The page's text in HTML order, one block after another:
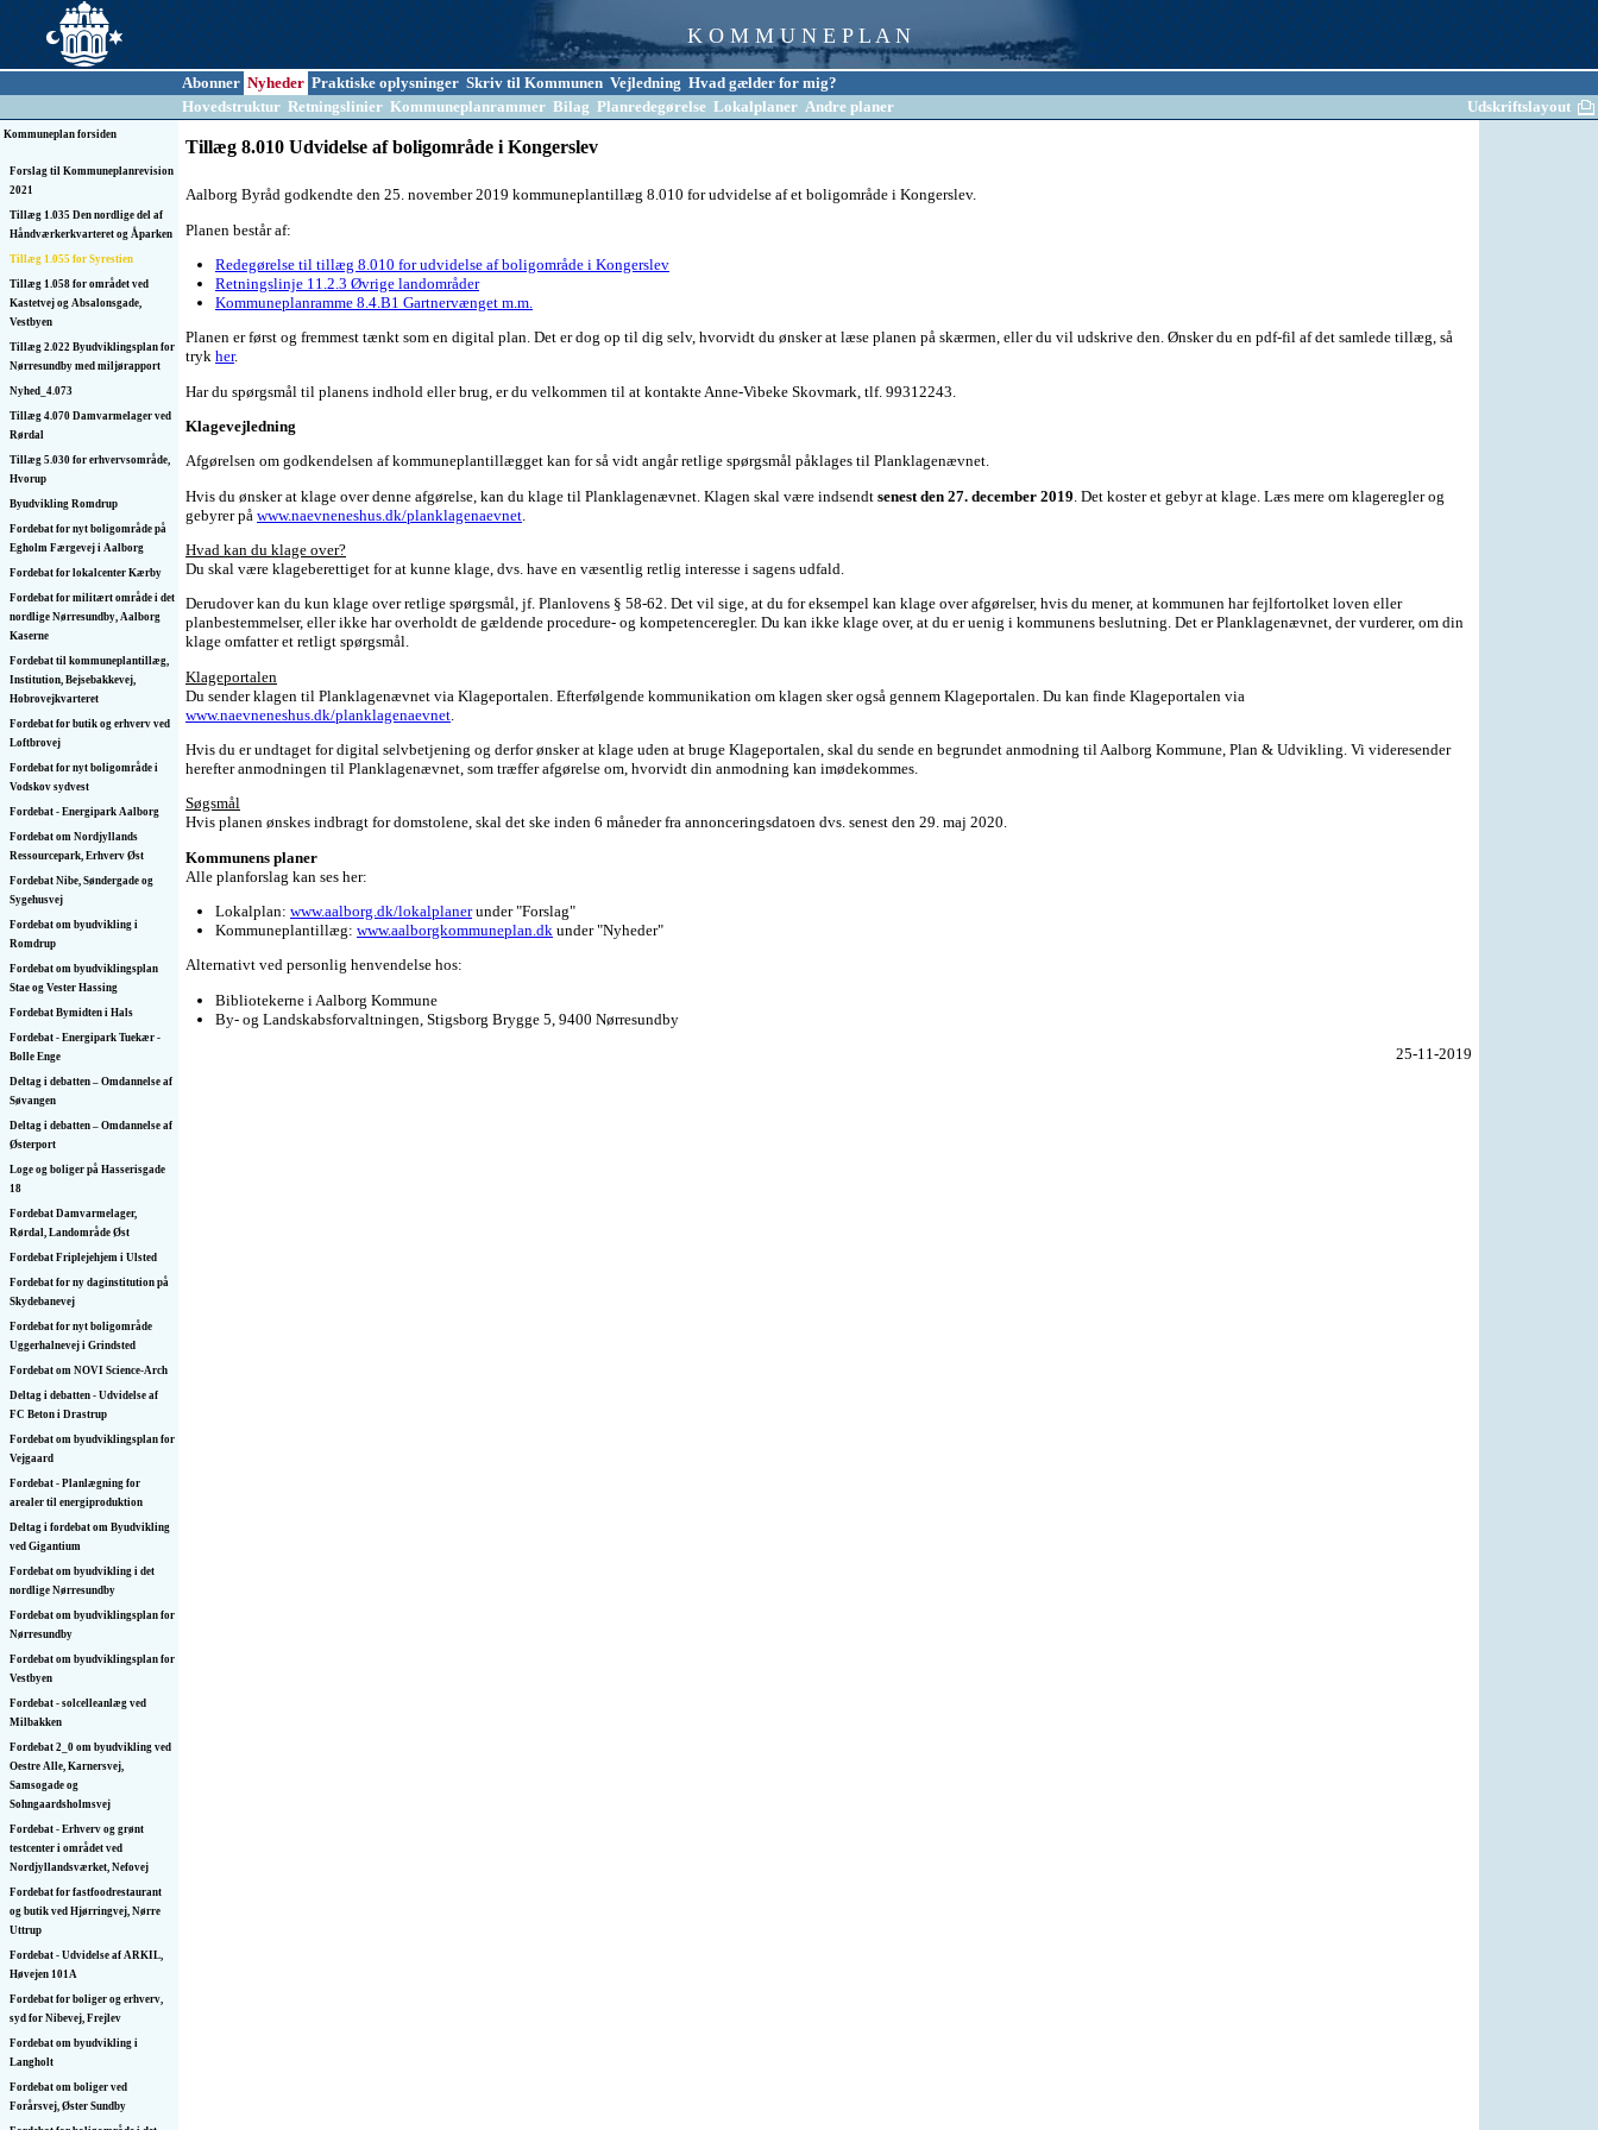
K O M M U N E P L A N
Abonner Nyheder Praktiske oplysninger Skriv til Kommunen Vejledning Hvad gælder for mig?
Hovedstruktur Retningslinier Kommuneplanrammer Bilag Planredegørelse Lokalplaner Andre planer Udskriftslayout
Kommuneplan forsiden
Forslag til Kommuneplanrevision
2021
Tillæg 1.035 Den nordlige del af
Håndværkerkvarteret og Åparken
Tillæg 1.055 for Syrestien
Tillæg 1.058 for området ved
Kastetvej og Absalonsgade,
Vestbyen
Tillæg 2.022 Byudviklingsplan for
Nørresundby med miljørapport
Nyhed_4.073
Tillæg 4.070 Damvarmelager ved
Rørdal
Tillæg 5.030 for erhvervsområde,
Hvorup
Byudvikling Romdrup
Fordebat for nyt boligområde på
Egholm Færgevej i Aalborg
Fordebat for lokalcenter Kærby
Fordebat for militært område i det
nordlige Nørresundby, Aalborg
Kaserne
Fordebat til kommuneplantillæg,
Institution, Bejsebakkevej,
Hobrovejkvarteret
Fordebat for butik og erhverv ved
Loftbrovej
Fordebat for nyt boligområde i
Vodskov sydvest
Fordebat - Energipark Aalborg
Fordebat om Nordjyllands
Ressourcepark, Erhverv Øst
Fordebat Nibe, Søndergade og
Sygehusvej
Fordebat om byudvikling i
Romdrup
Fordebat om byudviklingsplan
Stae og Vester Hassing
Fordebat Bymidten i Hals
Fordebat - Energipark Tuekær -
Bolle Enge
Deltag i debatten – Omdannelse af
Søvangen
Deltag i debatten – Omdannelse af
Østerport
Loge og boliger på Hasserisgade
18
Fordebat Damvarmelager,
Rørdal, Landområde Øst
Fordebat Friplejehjem i Ulsted
Fordebat for ny daginstitution på
Skydebanevej
Fordebat for nyt boligområde
Uggerhalnevej i Grindsted
Fordebat om NOVI Science-Arch
Deltag i debatten - Udvidelse af
FC Beton i Drastrup
Fordebat om byudviklingsplan for
Vejgaard
Fordebat - Planlægning for
arealer til energiproduktion
Deltag i fordebat om Byudvikling
ved Gigantium
Fordebat om byudvikling i det
nordlige Nørresundby
Fordebat om byudviklingsplan for
Nørresundby
Fordebat om byudviklingsplan for
Vestbyen
Fordebat - solcelleanlæg ved
Milbakken
Fordebat 2_0 om byudvikling ved
Oestre Alle, Karnersvej,
Samsogade og
Sohngaardsholmsvej
Fordebat - Erhverv og grønt
testcenter i området ved
Nordjyllandsværket, Nefovej
Fordebat for fastfoodrestaurant
og butik ved Hjørringvej, Nørre
Uttrup
Fordebat - Udvidelse af ARKIL,
Høvejen 101A
Fordebat for boliger og erhverv,
syd for Nibevej, Frejlev
Fordebat om byudvikling i
Langholt
Fordebat om boliger ved
Forårsvej, Øster Sundby
Tillæg 8.010 Udvidelse af boligområde i Kongerslev
Aalborg Byråd godkendte den 25. november 2019 kommuneplantillæg 8.010 for udvidelse af et boligområde i Kongerslev.
Planen består af:
Redegørelse til tillæg 8.010 for udvidelse af boligområde i Kongerslev
Retningslinje 11.2.3 Øvrige landområder
Kommuneplanramme 8.4.B1 Gartnervænget m.m.
Planen er først og fremmest tænkt som en digital plan. Det er dog op til dig selv, hvorvidt du ønsker at læse planen på skærmen, eller du vil udskrive den. Ønsker du en pdf-fil af det samlede tillæg, så
tryk her.
Har du spørgsmål til planens indhold eller brug, er du velkommen til at kontakte Anne-Vibeke Skovmark, tlf. 99312243.
Klagevejledning
Afgørelsen om godkendelsen af kommuneplantillægget kan for så vidt angår retlige spørgsmål påklages til Planklagenævnet.
Hvis du ønsker at klage over denne afgørelse, kan du klage til Planklagenævnet. Klagen skal være indsendt senest den 27. december 2019 . Det koster et gebyr at klage. Læs mere om klageregler og
gebyrer på www.naevneneshus.dk/planklagenaevnet
Hvad kan du klage over?
Du skal være klageberettiget for at kunne klage, dvs. have en væsentlig retlig interesse i sagens udfald.
Derudover kan du kun klage over retlige spørgsmål, jf. Planlovens § 58-62. Det vil sige, at du for eksempel kan klage over afgørelser, hvis du mener, at kommunen har fejlfortolket loven eller
planbestemmelser, eller ikke har overholdt de gældende procedure- og kompetenceregler. Du kan ikke klage over, at du er uenig i kommunens beslutning. Det er Planklagenævnet, der vurderer, om din
klage omfatter et retligt spørgsmål.
Klageportalen
Du sender klagen til Planklagenævnet via Klageportalen. Efterfølgende kommunikation om klagen sker også gennem Klageportalen. Du kan finde Klageportalen via
www.naevneneshus.dk/planklagenaevnet
Hvis du er undtaget for digital selvbetjening og derfor ønsker at klage uden at bruge Klageportalen, skal du sende en begrundet anmodning til Aalborg Kommune, Plan & Udvikling. Vi videresender
herefter anmodningen til Planklagenævnet, som træffer afgørelse om, hvorvidt din anmodning kan imødekommes.
Søgsmål
Hvis planen ønskes indbragt for domstolene, skal det ske inden 6 måneder fra annonceringsdatoen dvs. senest den 29. maj 2020.
Kommunens planer
Alle planforslag kan ses her:
Lokalplan: www.aalborg.dk/lokalplanerunder "Forslag"
Kommuneplantillæg: www.aalborgkommuneplan.dk under "Nyheder"
Alternativt ved personlig henvendelse hos:
Bibliotekerne i Aalborg Kommune
By- og Landskabsforvaltningen, Stigsborg Brygge 5, 9400 Nørresundby
25-11-2019